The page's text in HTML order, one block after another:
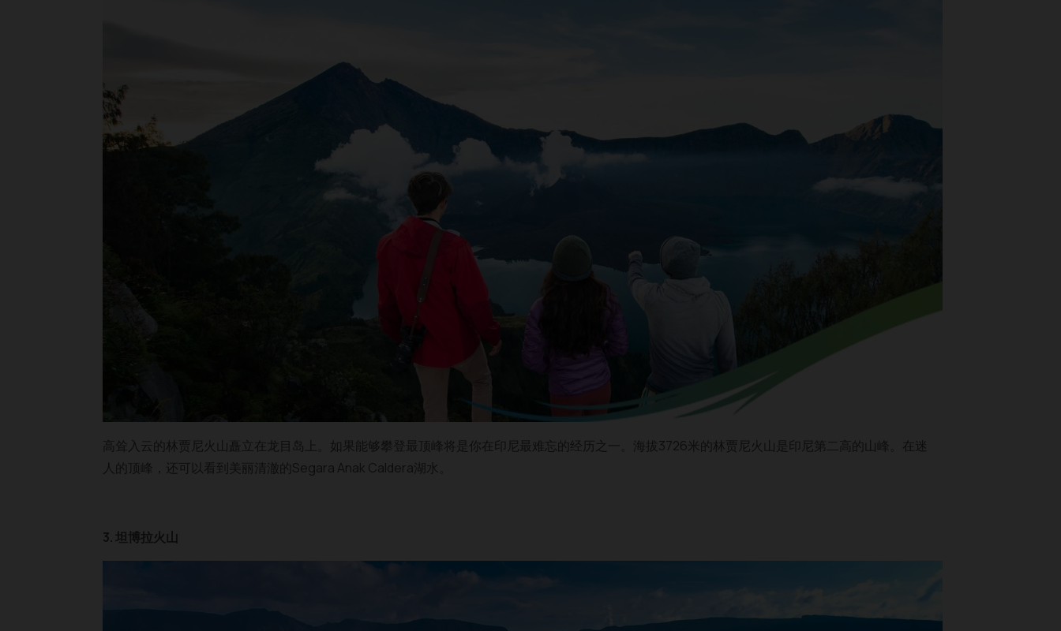
高耸入云的林贾尼火山矗立在龙目岛上。如果能够攀登最顶峰将是你在印尼最难忘的经历之一。海拔3726米的林贾尼火山是印尼第二高的山峰。在迷
人的顶峰，还可以看到美丽清澈的Segara Anak Caldera湖水。
3. 坦博拉火山